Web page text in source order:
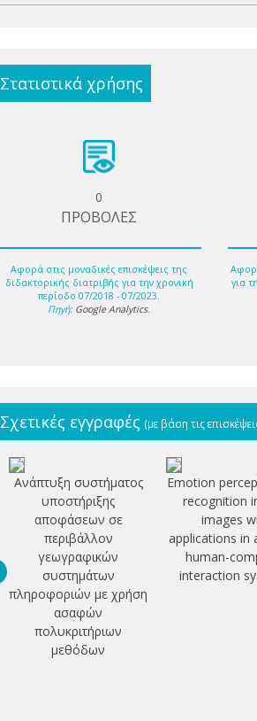
Στατιστικά χρήσης
0
ΠΡΟΒΟΛΕΣ
Αφορά στις μοναδικές επισκέψεις της
διδακτορικής διατριβής για την χρονική
περίοδο 07/2018 - 07/2023.
Πηγή: Google Analytics.
για
Σχετικές εγγραφές (με βάση τις
Ανάπτυξη συστήματος
υποστήριξης
αποφάσεων σε
περιβάλλον
γεωγραφικών
συστημάτων
πληροφοριών με χρήση
ασαφών
πολυκριτήριων
μεθόδων
Emotion
recognition
images
applications in
human-
interaction